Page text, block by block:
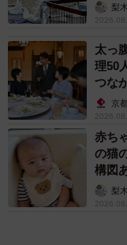
梨
太っ
理50
つな
京
赤ち
の猫
構図
梨